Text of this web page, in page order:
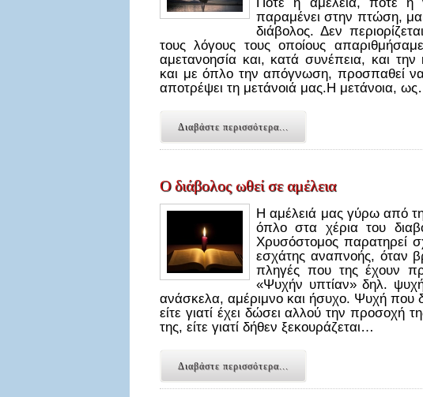
παραμένει στην πτώση,
διάβολος. Δεν
τους λόγους τους οποίους
αμετανοησία και, κατά συνέπεια, και
και με όπλο την απόγνωση, προσπαθεί
αποτρέψει τη μετάνοιά μας.Η μετάνοια,
Διαβάστε περισσότερα...
Ο διάβολος ωθεί σε αμέλεια
Η αμέλειά μας γύρω από
όπλο στα χέρια του
Χρυσόστομος παρατηρεί
εσχάτης αναπνοής, όταν
πληγές που της έχουν
«Ψυχήν υπτίαν» δηλ.
ανάσκελα, αμέριμνο και ήσυχο. Ψυχή που
είτε γιατί έχει δώσει αλλού την προσοχή
της, είτε γιατί δήθεν ξεκουράζεται…
Διαβάστε περισσότερα...